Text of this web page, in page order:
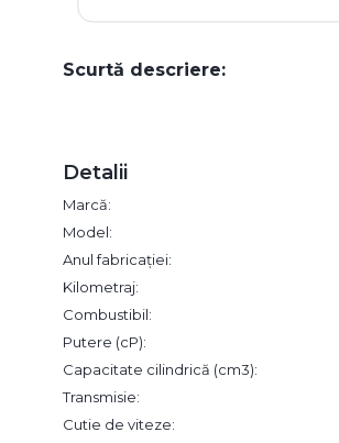
Scurtă descriere:
Detalii
Marcă:
Model:
Anul fabricației:
Kilometraj:
Combustibil:
Putere (cP):
Capacitate cilindrică (cm3):
Transmisie:
Cutie de viteze: